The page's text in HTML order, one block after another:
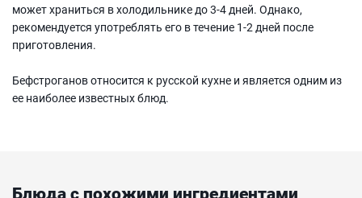
может храниться в холодильнике до 3-4 дней. Однако,
рекомендуется употреблять его в течение 1-2 дней после
приготовления.
Бефстроганов относится к русской кухне и является одним из
ее наиболее известных блюд.
Блюда с похожими ингредиентами